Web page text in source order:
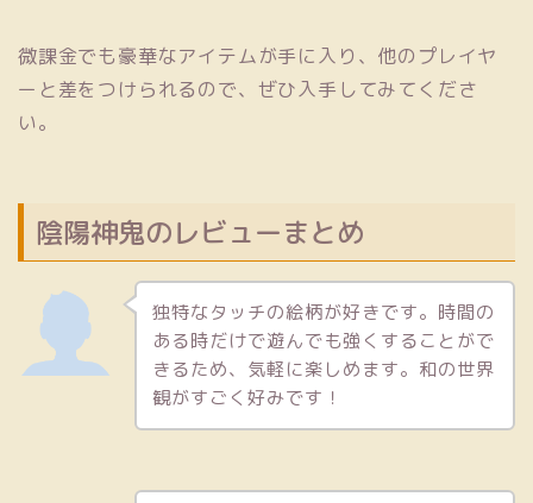
微課金でも豪華なアイテムが手に入り、他のプレイヤ
ーと差をつけられるので、ぜひ入手してみてくださ
い。
陰陽神鬼のレビューまとめ
独特なタッチの絵柄が好きです。時間の
ある時だけで遊んでも強くすることがで
きるため、気軽に楽しめます。和の世界
観がすごく好みです！